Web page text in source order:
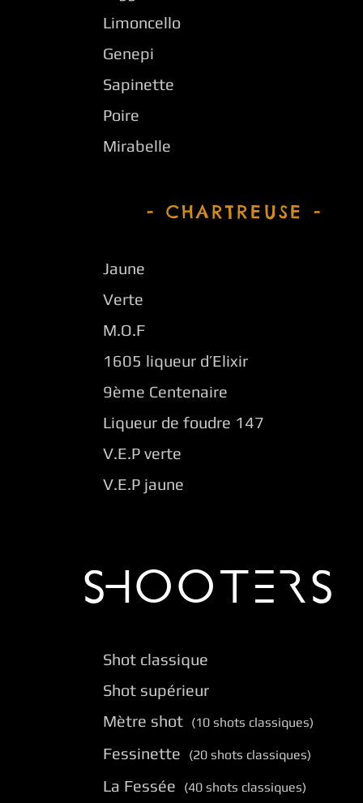
Limoncello
Genepi
Sapinette
Poire
Mirabelle
- CHARTREUSE -
Jaune
Verte
M.O.F
1605 liqueur d’Elixir
9ème Centenaire
Liqueur de foudre 147
V.E.P verte
V.E.P jaune
SHOOTERS
Shot classique
Shot supérieur
Mètre shot (10 shots classiques)
Fessinette (20 shots classiques)
La Fessée (40 shots classiques)